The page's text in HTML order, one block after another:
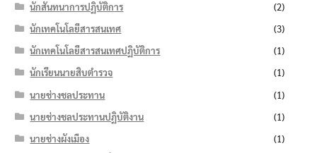
นักสันทนาการปฏิบัติการ
(2)
นักเทคโนโลยีสารสนเทศ
(3)
นักเทคโนโลยีสารสนเทศปฏิบัติการ
(1)
นักเรียนนายสิบตำรวจ
(1)
นายช่างชลประทาน
(1)
นายช่างชลประทานปฏิบัติงาน
(1)
นายช่างผังเมือง
(1)